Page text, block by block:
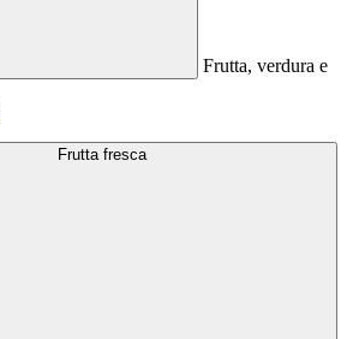
Frutta, verdura e
Frutta fresca